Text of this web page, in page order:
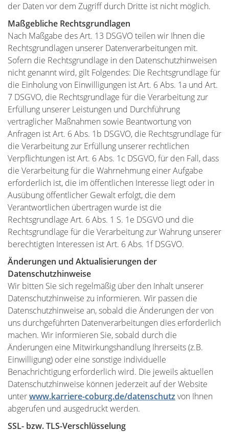
der Daten vor dem Zugriff durch Dritte ist nicht möglich.
Maßgebliche Rechtsgrundlagen
Nach Maßgabe des Art. 13 DSGVO teilen wir Ihnen die
Rechtsgrundlagen unserer Datenverarbeitungen mit.
Sofern die Rechtsgrundlage in den Datenschutzhinweisen
nicht genannt wird, gilt Folgendes: Die Rechtsgrundlage für
die Einholung von Einwilligungen ist Art. 6 Abs. 1a und Art.
7 DSGVO, die Rechtsgrundlage für die Verarbeitung zur
Erfüllung unserer Leistungen und Durchführung
vertraglicher Maßnahmen sowie Beantwortung von
Anfragen ist Art. 6 Abs. 1b DSGVO, die Rechtsgrundlage für
die Verarbeitung zur Erfüllung unserer rechtlichen
Verpflichtungen ist Art. 6 Abs. 1c DSGVO, für den Fall, dass
die Verarbeitung für die Wahrnehmung einer Aufgabe
erforderlich ist, die im öffentlichen Interesse liegt oder in
Ausübung öffentlicher Gewalt erfolgt, die dem
Verantwortlichen übertragen wurde ist die
Rechtsgrundlage Art. 6 Abs. 1 S. 1e DSGVO und die
Rechtsgrundlage für die Verarbeitung zur Wahrung unserer
berechtigten Interessen ist Art. 6 Abs. 1f DSGVO.
Änderungen und Aktualisierungen der
Datenschutzhinweise
Wir bitten Sie sich regelmäßig über den Inhalt unserer
Datenschutzhinweise zu informieren. Wir passen die
Datenschutzhinweise an, sobald die Änderungen der von
uns durchgeführten Datenverarbeitungen dies erforderlich
machen. Wir informieren Sie, sobald durch die
Änderungen eine Mitwirkungshandlung Ihrerseits (z.B.
Einwilligung) oder eine sonstige individuelle
Benachrichtigung erforderlich wird. Die jeweils aktuellen
Datenschutzhinweise können jederzeit auf der Website
unterwww.karriere-coburg.de/datenschutz von Ihnen
abgerufen und ausgedruckt werden.
SSL- bzw. TLS-Verschlüsselung